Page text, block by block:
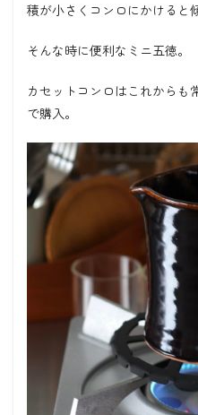
積が小さくコンロにかけると
そんな時に便利なミニ五徳。
カセットコンロはこれからも
で購入。